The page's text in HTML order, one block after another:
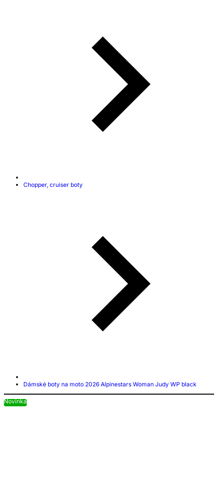
Chopper, cruiser boty
Dámské boty na moto 2026 Alpinestars Woman Judy WP black
Novinka